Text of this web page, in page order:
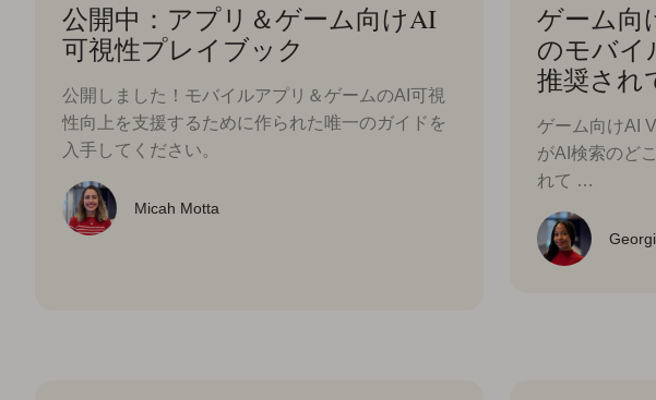
公開中：アプリ＆ゲーム向けAI
可視性プレイブック
公開しました！モバイルアプリ＆ゲームのAI可視
性向上を支援するために作られた唯一のガイドを
入手してください。
Micah Motta
ゲーム向
のモバイ
推奨され
ゲーム向けAI
がAI検索のど
れて …